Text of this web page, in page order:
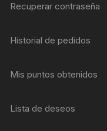
Recuperar contraseña
Historial de pedidos
Mis puntos obtenidos
Lista de deseos